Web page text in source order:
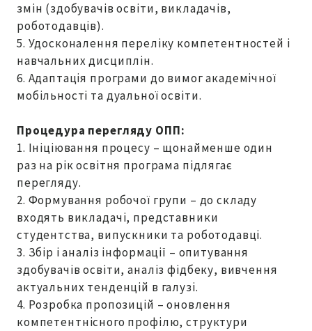
змін (здобувачів освіти, викладачів,
роботодавців).
5. Удосконалення переліку компетентностей і
навчальних дисциплін.
6. Адаптація програми до вимог академічної
мобільності та дуальної освіти.
Процедура перегляду ОПП:
1. Ініціювання процесу – щонайменше один
раз на рік освітня програма підлягає
перегляду.
2. Формування робочої групи – до складу
входять викладачі, представники
студентства, випускники та роботодавці.
3. Збір і аналіз інформації – опитування
здобувачів освіти, аналіз фідбеку, вивчення
актуальних тенденцій в галузі.
4. Розробка пропозицій – оновлення
компетентнісного профілю, структури